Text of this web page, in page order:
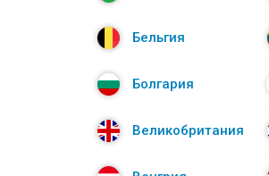
Бельгия
Болгария
Великобритания